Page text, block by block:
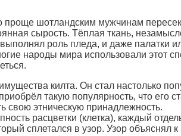
шотландским мужчинам
сырость. Тёплая ткань,
роль пледа, и даже палатки
народы мира использовали этот
килта. Он стал настолько
такую популярность, что его
свою этническую принадлежность.
расцветки (клетка), каждый
сплетался в узор. Узор объяснял